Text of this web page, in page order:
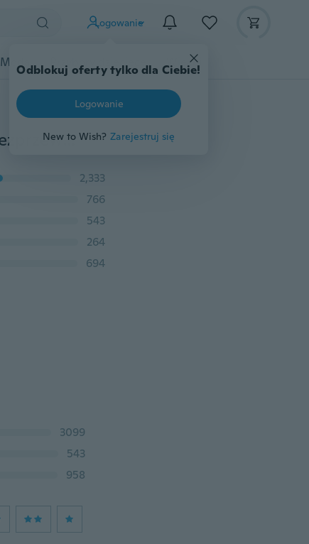
Logowanie
Odblokuj oferty tylko dla Ciebie!
Logowanie
New to Wish? Zarejestruj się
Moda Przybory dziecięce Więcej
Uniwersalne inteligentne ładowarki do telefonów Qi Bezprzewodowa ładowarka do iPhone'a X 8 8 plus 7 7 plus 6 6s 6 plus 5 5s SE Samsung S7 edge S6 S8 note 5 8 iOS Android
2,333
766
543
264
694
3099
543
958